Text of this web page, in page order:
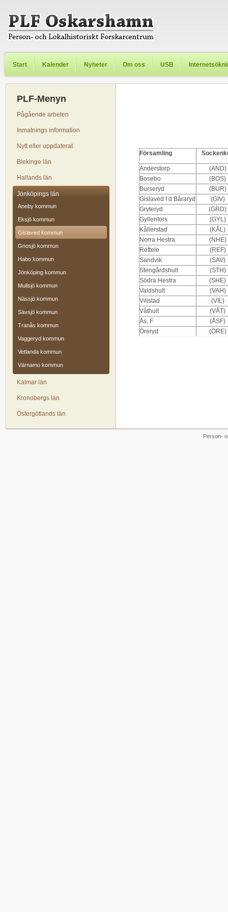
Start Kalender Nyheter Om oss USB
PLF-Menyn
Pågående arbeten
Inmatnings information
Nytt eller uppdaterat
Blekinge län
Hallands län
Jönköpings län
Aneby kommun
Eksjö kommun
Gislaved kommun
Gnosjö kommun
Habo kommun
Jönköping kommun
Mullsjö kommun
Nässjö kommun
Sävsjö kommun
Tranås kommun
Vaggeryd kommun
Vetlanda kommun
Värnamo kommun
Kalmar län
Kronobergs län
Östergötlands län
Församling
Anderstorp
(AND)
Bosebo
(BOS)
Burseryd
(BUR)
Gislaved f d Båraryd
(GIV)
Gryteryd
(GRD)
Gyllenfors
(GYL)
Kållerstad
(KÅL)
Norra Hestra
(NHE)
Reftele
(REF)
Sandvik
(SAV)
Stengårdshult
(STH)
Södra Hestra
(SHE)
Valdshult
(VAH)
Villstad
(VIL)
Våthult
(VÅT)
Ås, F
(ÅSF)
Öreryd
(ÖRE)
Person-